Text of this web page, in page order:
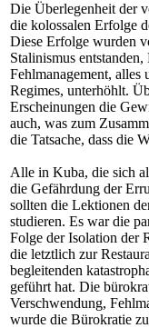
Die Überlegenheit der
die kolossalen Erfolge
Diese Erfolge wurden
Stalinismus
Fehlmanagement, alles
Regimes, unterhöhlt.
Erscheinungen die
auch, was zum
die Tatsache, dass die
Alle in Kuba, die sich
die Gefährdung der
sollten die Lektionen
studieren. Es war die
Folge der Isolation der
die letztlich zur
begleitenden
geführt hat. Die
Verschwendung,
wurde die Bürokratie